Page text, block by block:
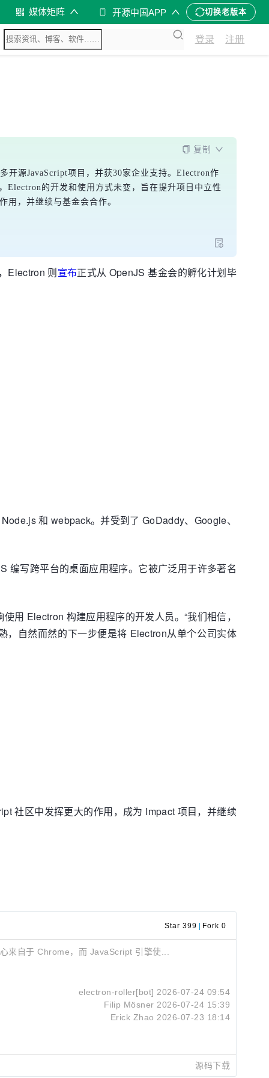
媒体矩阵 开源中国APP 切换老版本
登录 注册
复制
开源JavaScript项目，并获30家企业支持。Electron作
Electron的开发和使用方式未变，旨在提升项目中立性
用，并继续与基金会合作。
Electron 则宣布正式从 OpenJS 基金会的孵化计划毕
和 webpack。并受到了 GoDaddy、Google、
编写跨平台的桌面应用程序。它被广泛用于许多著名
用 Electron 构建应用程序的开发人员。“我们相信，
，自然而然的下一步便是将 Electron从单个公司实体
社区中发挥更大的作用，成为 Impact 项目，并继续
Star 399 Fork 0
来自于 Chrome，而 JavaScript 引擎使...
electron-roller[bot] 2026-07-24 09:54
Filip Mösner 2026-07-24 15:39
Erick Zhao 2026-07-23 18:14
源码下载